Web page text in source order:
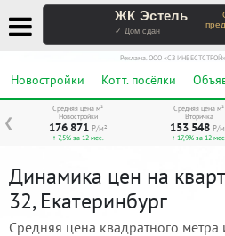
ЖК Эстель
✓ Дом сдан
Реклама. ООО «СЗ
Новостройки Котт. посёлки
❮
Средняя цена м²
Новостройки
176 871 ₽/м²
↑ 7,5% за 12 мес.
Средняя цена м²
Вторичка
153 548 ₽/
↑ 17,9% за 12
Динамика цен на
32, Екатеринбург
Средняя цена квадратного